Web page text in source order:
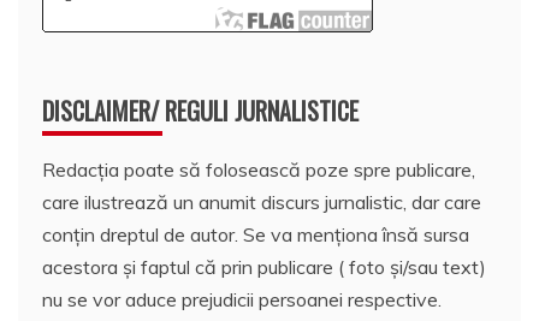
DISCLAIMER/ REGULI JURNALISTICE
Redacția poate să folosească poze spre publicare,
care ilustrează un anumit discurs jurnalistic, dar care
conțin dreptul de autor. Se va menționa însă sursa
acestora și faptul că prin publicare ( foto și/sau text)
nu se vor aduce prejudicii persoanei respective.